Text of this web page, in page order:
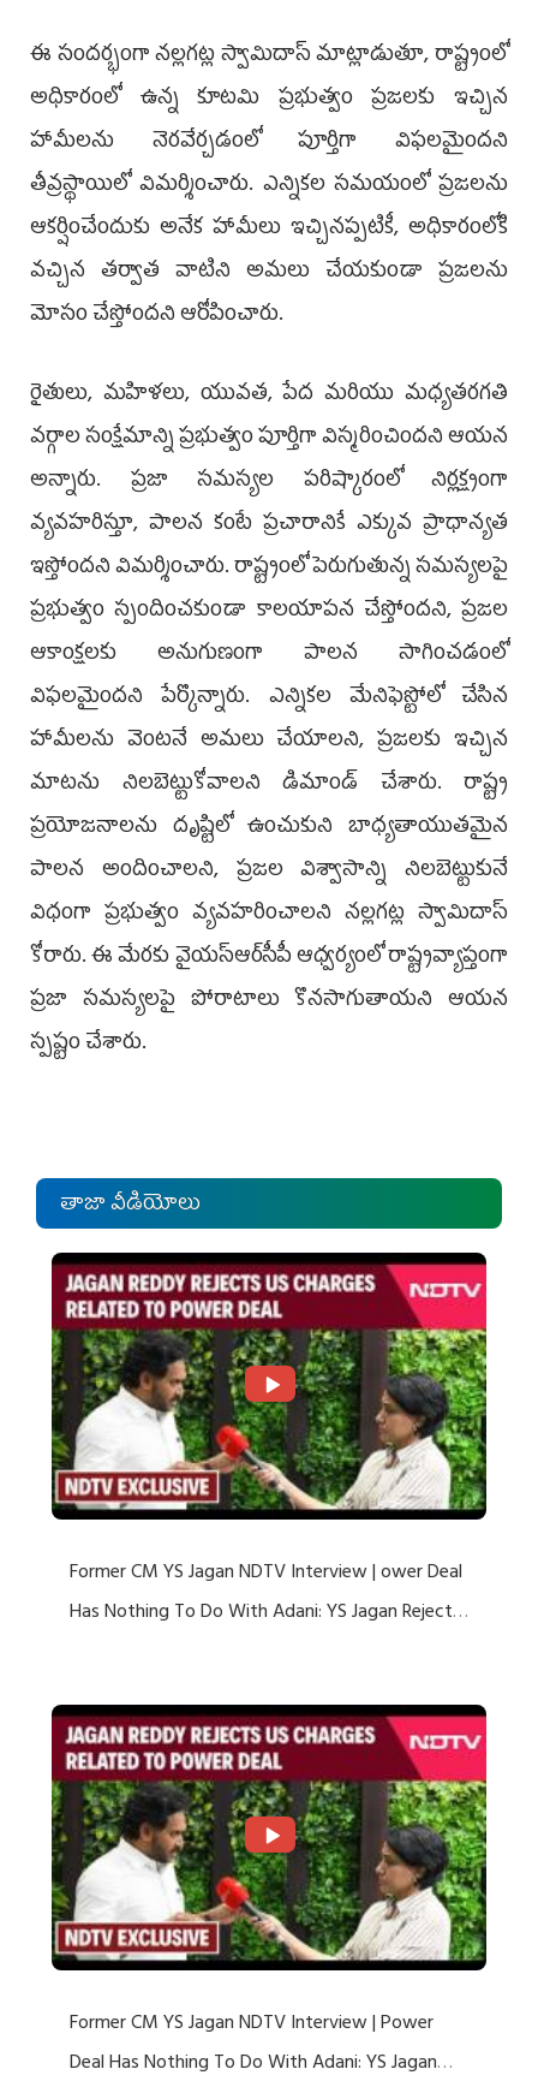
ఈ సందర్భంగా నల్లగట్ల స్వామిదాస్ మాట్లాడుతూ, రాష్ట్రంలో
అధికారంలో ఉన్న కూటమి ప్రభుత్వం ప్రజలకు ఇచ్చిన
హామీలను నెరవేర్చడంలో పూర్తిగా విఫలమైందని
తీవ్రస్థాయిలో విమర్శించారు. ఎన్నికల సమయంలో ప్రజలను
ఆకర్షించేందుకు అనేక హామీలు ఇచ్చినప్పటికీ, అధికారంలోకి
వచ్చిన తర్వాత వాటిని అమలు చేయకుండా ప్రజలను
మోసం చేస్తోందని ఆరోపించారు.
రైతులు, మహిళలు, యువత, పేద మరియు మధ్యతరగతి
వర్గాల సంక్షేమాన్ని ప్రభుత్వం పూర్తిగా విస్మరించిందని ఆయన
అన్నారు. ప్రజా సమస్యల పరిష్కారంలో నిర్లక్ష్యంగా
వ్యవహరిస్తూ, పాలన కంటే ప్రచారానికే ఎక్కువ ప్రాధాన్యత
ఇస్తోందని విమర్శించారు. రాష్ట్రంలో పెరుగుతున్న సమస్యలపై
ప్రభుత్వం స్పందించకుండా కాలయాపన చేస్తోందని, ప్రజల
ఆకాంక్షలకు అనుగుణంగా పాలన సాగించడంలో
విఫలమైందని పేర్కొన్నారు. ఎన్నికల మేనిఫెస్టోలో చేసిన
హామీలను వెంటనే అమలు చేయాలని, ప్రజలకు ఇచ్చిన
మాటను నిలబెట్టుకోవాలని డిమాండ్ చేశారు. రాష్ట్ర
ప్రయోజనాలను దృష్టిలో ఉంచుకుని బాధ్యతాయుతమైన
పాలన అందించాలని, ప్రజల విశ్వాసాన్ని నిలబెట్టుకునే
విధంగా ప్రభుత్వం వ్యవహరించాలని నల్లగట్ల స్వామిదాస్
కోరారు. ఈ మేరకు వైయ‌స్ఆర్‌సీపీ ఆధ్వర్యంలో రాష్ట్రవ్యాప్తంగా
ప్రజా సమస్యలపై పోరాటాలు కొనసాగుతాయని ఆయన
స్పష్టం చేశారు.
తాజా వీడియోలు
Former CM YS Jagan NDTV Interview | ower Deal
Has Nothing To Do With Adani: YS Jagan Rejects
Former CM YS Jagan NDTV Interview | Power
Deal Has Nothing To Do With Adani: YS Jagan